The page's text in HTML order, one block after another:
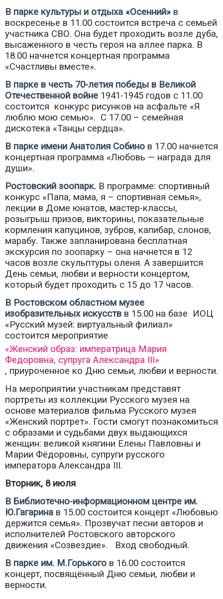
В парке культуры и отдыха «Осенний» в
воскресенье в 11.00 состоится встреча с семьей
участника СВО. Она будет проходить возле дуба,
высаженного в честь героя на аллее парка. В
18.00 начнется концертная программа
«Счастливы вместе».
В парке в честь 70-летия победы в Великой
Отечественной войне 1941-1945 годов с 11.00
состоится конкурс рисунков на асфальте «Я
люблю мою семью». С 17.00 – семейная
дискотека «Танцы сердца».
В парке имени Анатолия Собино в 17.00 начнется
концертная программа «Любовь — награда для
души».
Ростовский зоопарк. В программе: спортивный
конкурс «Папа, мама, я – спортивная семья»,
лекции в Доме юнатов, мастер-классы,
розыгрыш призов, викторины, показательные
кормления капуцинов, зубров, капибар, слонов,
марабу. Также запланирована бесплатная
экскурсия по зоопарку – она начнется в 12
часов возле скульптуры оленя. А завершится
День семьи, любви и верности концертом,
который будет проходить с 15 до 17 часов.
В Ростовском областном музее
изобразительных искусств в 15.00 на базе ИОЦ
«Русский музей: виртуальный филиал»
состоится мероприятие
«Женский образ: императрица Мария
Федоровна, супруга Александра III»
, приуроченное ко Дню семьи, любви и верности.
На мероприятии участникам представят
портреты из коллекции Русского музея на
основе материалов фильма Русского музея
«Женский портрет». Гости смогут познакомиться
с образами и судьбами двух выдающихся
женщин: великой княгини Елены Павловны и
Марии Фёдоровны, супруги русского
императора Александра III.
Вторник, 8 июля
В Библиотечно-информационном центре им.
Ю.Гагарина в 15.00 состоится концерт «Любовью
держится семья». Прозвучат песни авторов и
исполнителей Ростовского авторского
движения «Созвездие». Вход свободный.
В парке им. М.Горького в 16.00 состоится
концерт, посвящённый Дню семьи, любви и
верности.